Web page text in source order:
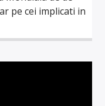
pe cei implicati in